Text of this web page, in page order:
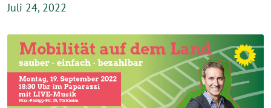
Juli 24, 2022